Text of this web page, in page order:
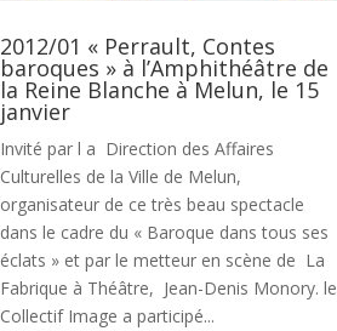
2012/01 « Perrault, Contes
baroques » à l’Amphithéâtre de
la Reine Blanche à Melun, le 15
janvier
Invité par l a Direction des Affaires
Culturelles de la Ville de Melun,
organisateur de ce très beau spectacle
dans le cadre du « Baroque dans tous ses
éclats » et par le metteur en scène de La
Fabrique à Théâtre, Jean-Denis Monory. le
Collectif Image a participé...